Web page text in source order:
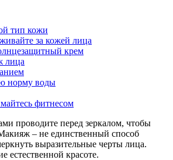
тип кожи
за кожей лица
крем
лица
норму воды
фитнесом
проводите перед зеркалом, чтобы
– не единственный способ
выразительные черты лица.
естественной красоте.